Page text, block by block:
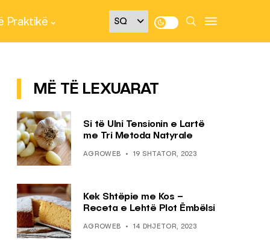
Praktikë
MË TË LEXUARAT
Si të Ulni Tensionin e Lartë
me Tri Metoda Natyrale
AGROWEB 19 SHTATOR, 2023
Kek Shtëpie me Kos –
Receta e Lehtë Plot Ëmbëlsi
AGROWEB 14 DHJETOR, 2023